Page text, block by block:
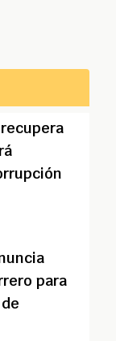
para